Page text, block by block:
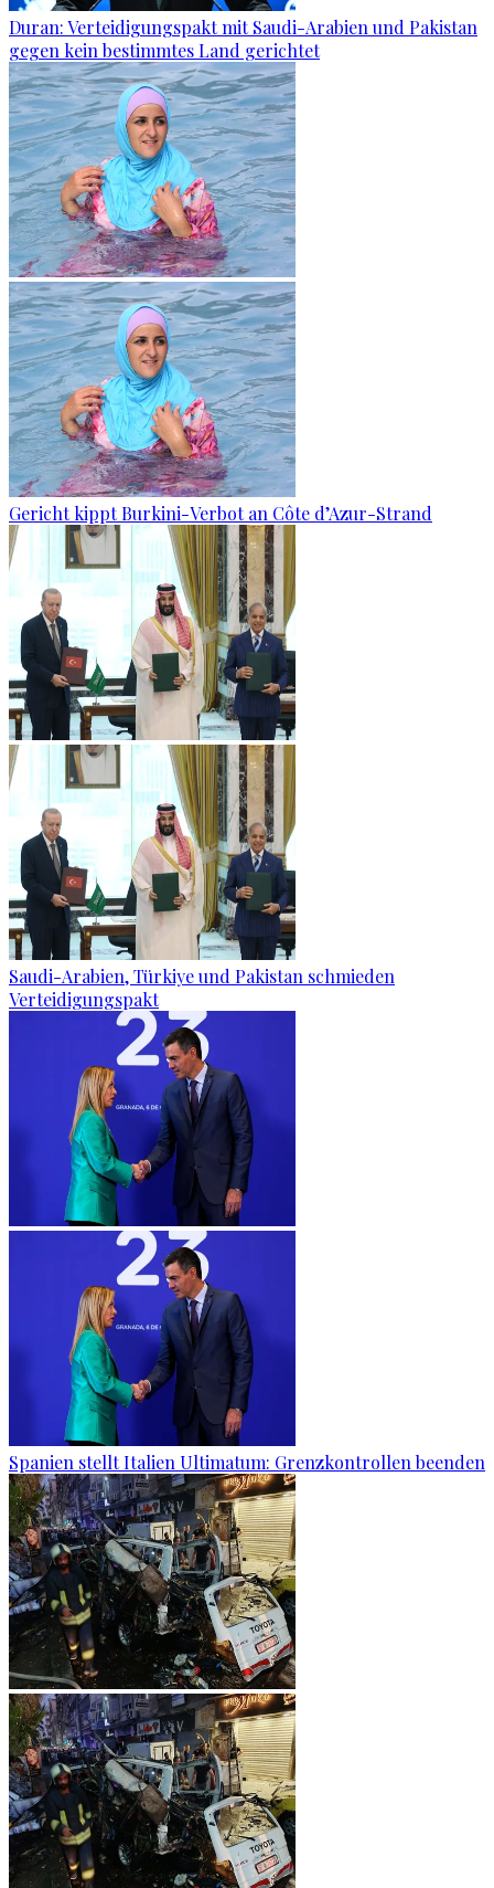
Duran: Verteidigungspakt mit Saudi-Arabien und Pakistan
gegen kein bestimmtes Land gerichtet
Gericht kippt Burkini-Verbot an Côte d’Azur-Strand
Saudi-Arabien, Türkiye und Pakistan schmieden
Verteidigungspakt
Spanien stellt Italien Ultimatum: Grenzkontrollen beenden